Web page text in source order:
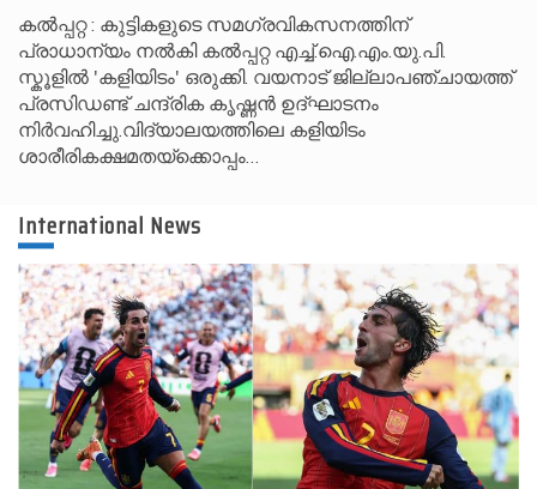
കൽപ്പറ്റ : കുട്ടികളുടെ സമഗ്രവികസനത്തിന്
പ്രാധാന്യം നൽകി കൽപ്പറ്റ എച്ച്.ഐ.എം.യു.പി.
സ്കൂ‌ളിൽ 'കളിയിടം' ഒരുക്കി. വയനാട് ജില്ലാപഞ്ചായത്ത്
പ്രസിഡണ്ട് ചന്ദ്രിക കൃഷ്ണൻ ഉദ്ഘാടനം
നിർവഹിച്ചു.വിദ്യാലയത്തിലെ കളിയിടം
ശാരീരികക്ഷമതയ്‌ക്കൊപ്പം…
International News